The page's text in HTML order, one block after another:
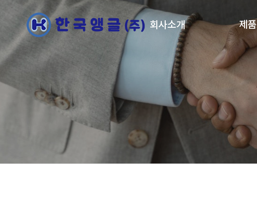
회사소개
인사말
연혁
오시는길
공장소개
제
스마트
무볼트앵
중
파